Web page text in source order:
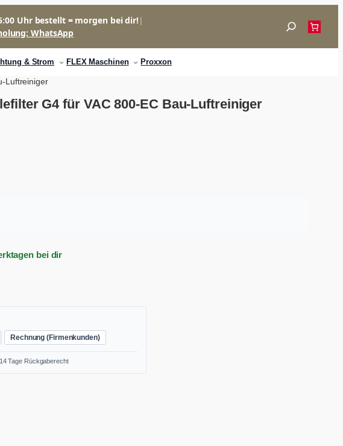
Uhr bestellt = morgen bei dir!|
WhatsApp
Suchen
& Strom FLEX Maschinen Proxxon
Luftreiniger
G4 für VAC 800-EC Bau-Luftreiniger
bei dir
Rechnung (Firmenkunden)
Tage Rückgaberecht